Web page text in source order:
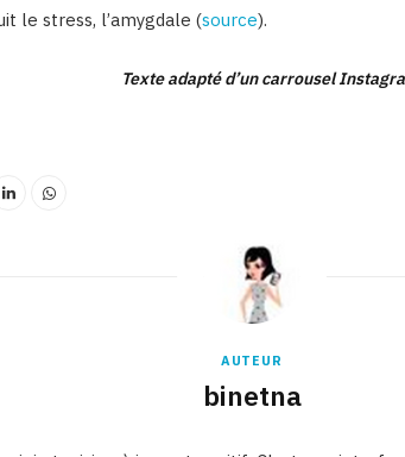
le stress, l’amygdale (source).
Texte adapté d’un carrousel
AUTEUR
binetna